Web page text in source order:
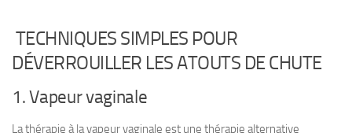
TECHNIQUES SIMPLES POUR
DÉVERROUILLER LES ATOUTS DE CHUTE
1. Vapeur vaginale
La thérapie à la vapeur vaginale est une thérapie alternative